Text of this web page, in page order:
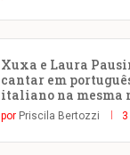
Xuxa e Laura
cantar em
italiano na mesma
por Priscila Bertozzi